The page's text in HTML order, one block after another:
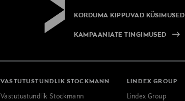
KORDUMA KIPPUVAD KÜSIMUSED
KAMPAANIATE TINGIMUSED
VASTUTUSTUNDLIK STOCKMANN
Vastutustundlik Stockmann
LINDEX GROUP
Lindex Group